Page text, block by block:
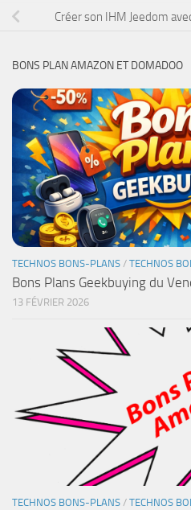
Créer son IHM Jeedom
BONS PLAN AMAZON ET DOMADOO
TECHNOS BONS-PLANS / TECHNOS
Bons Plans Geekbuying du
13 FÉVRIER 2026
TECHNOS BONS-PLANS / TECHNOS